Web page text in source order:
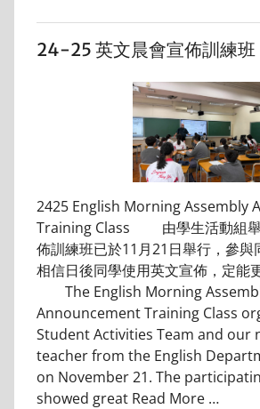
24-25 英文晨會宣佈訓練班
2425 English Morning Assembly
Training Class 由學生活動組舉
佈訓練班已於11月21日舉行，參與
相信日後同學使用英文宣佈，定能
The English Morning
Announcement Training Class
Student Activities Team and our
teacher from the English
on November 21. The
showed great Read More …